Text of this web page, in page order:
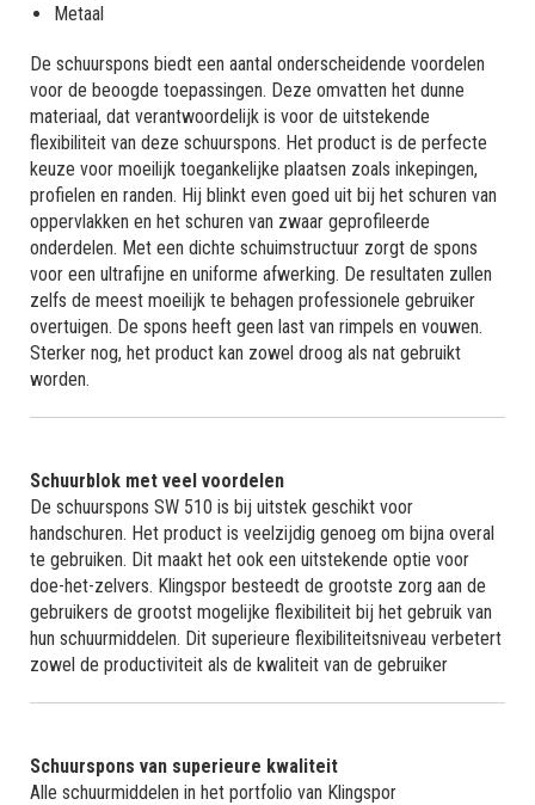
Metaal
De schuurspons biedt een aantal onderscheidende voordelen
voor de beoogde toepassingen. Deze omvatten het dunne
materiaal, dat verantwoordelijk is voor de uitstekende
flexibiliteit van deze schuurspons. Het product is de perfecte
keuze voor moeilijk toegankelijke plaatsen zoals inkepingen,
profielen en randen. Hij blinkt even goed uit bij het schuren van
oppervlakken en het schuren van zwaar geprofileerde
onderdelen. Met een dichte schuimstructuur zorgt de spons
voor een ultrafijne en uniforme afwerking. De resultaten zullen
zelfs de meest moeilijk te behagen professionele gebruiker
overtuigen. De spons heeft geen last van rimpels en vouwen.
Sterker nog, het product kan zowel droog als nat gebruikt
worden.
Schuurblok met veel voordelen
De schuurspons SW 510 is bij uitstek geschikt voor
handschuren. Het product is veelzijdig genoeg om bijna overal
te gebruiken. Dit maakt het ook een uitstekende optie voor
doe-het-zelvers. Klingspor besteedt de grootste zorg aan de
gebruikers de grootst mogelijke flexibiliteit bij het gebruik van
hun schuurmiddelen. Dit superieure flexibiliteitsniveau verbetert
zowel de productiviteit als de kwaliteit van de gebruiker
Schuurspons van superieure kwaliteit
Alle schuurmiddelen in het portfolio van Klingspor